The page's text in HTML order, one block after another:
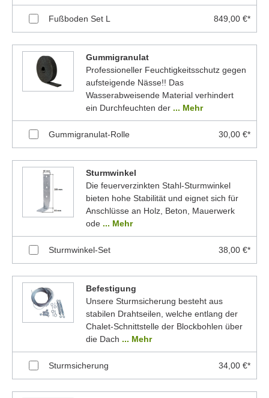
Fußboden Set L 849,00 €*
Gummigranulat
Professioneller Feuchtigkeitsschutz gegen
aufsteigende Nässe!! Das
Wasserabweisende Material verhindert
ein Durchfeuchten der ... Mehr
Gummigranulat-Rolle 30,00 €*
Sturmwinkel
Die feuerverzinkten Stahl-Sturmwinkel
bieten hohe Stabilität und eignet sich für
Anschlüsse an Holz, Beton, Mauerwerk
ode ... Mehr
Sturmwinkel-Set 38,00 €*
Befestigung
Unsere Sturmsicherung besteht aus
stabilen Drahtseilen, welche entlang der
Chalet-Schnittstelle der Blockbohlen über
die Dach ... Mehr
Sturmsicherung 34,00 €*